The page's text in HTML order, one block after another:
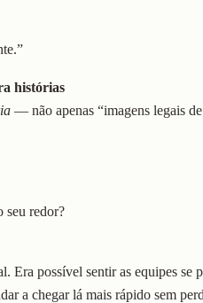
histórias
— não apenas “imagens legais
seu redor?
Era possível sentir as equipes
a chegar lá mais rápido sem